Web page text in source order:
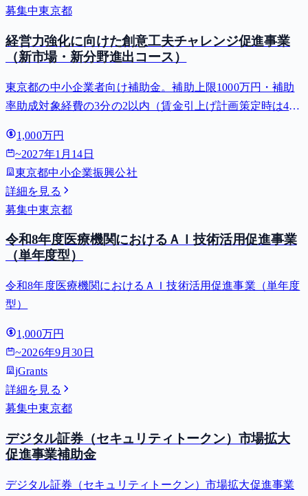
募集中東京都
経営力強化に向けた創意工夫チャレンジ促進事業
（新市場・新分野進出コース）
東京都の中小企業者向け補助金。補助上限1000万円・補助
率助成対象経費の3分の2以内（賃金引上げ計画策定時は4分
拓・新事業展開。⚠️受付開始 2027-01-04（それまでは申請
でき...
1,000万円
~2027年1月14日
東京都中小企業振興公社
詳細を見る
募集中東京都
令和8年度医療機関におけるＡＩ技術活用促進事業
（単年度型）
令和8年度医療機関におけるＡＩ技術活用促進事業（単年度
型）
1,000万円
~2026年9月30日
jGrants
詳細を見る
募集中東京都
デジタル証券（セキュリティトークン）市場拡大
促進事業補助金
デジタル証券（セキュリティトークン）市場拡大促進事業